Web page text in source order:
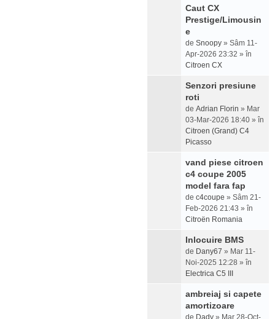
Caut CX
Prestige/Limousin
e
de Snoopy » Sâm 11-
Apr-2026 23:32 » în
Citroen CX
Senzori presiune
roti
de Adrian Florin » Mar
03-Mar-2026 18:40 » în
Citroen (Grand) C4
Picasso
vand piese citroen
c4 coupe 2005
model fara fap
de c4coupe » Sâm 21-
Feb-2026 21:43 » în
Citroën Romania
Inlocuire BMS
de Dany67 » Mar 11-
Noi-2025 12:28 » în
Electrica C5 III
ambreiaj si capete
amortizoare